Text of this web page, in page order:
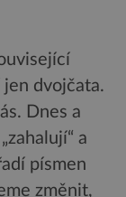
dvojčata.
Dnes a
a
písmen
změnit,